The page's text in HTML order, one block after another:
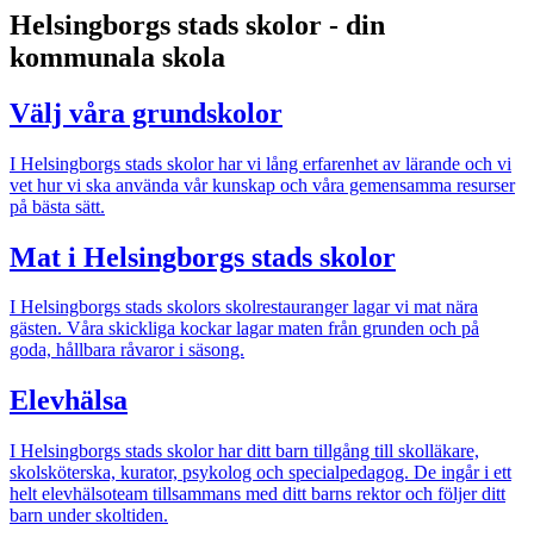
Helsingborgs stads skolor - din
kommunala skola
Välj våra grundskolor
I Helsingborgs stads skolor har vi lång erfarenhet av lärande och vi
vet hur vi ska använda vår kunskap och våra gemensamma resurser
på bästa sätt.
Mat i Helsingborgs stads skolor
I Helsingborgs stads skolors skolrestauranger lagar vi mat nära
gästen. Våra skickliga kockar lagar maten från grunden och på
goda, hållbara råvaror i säsong.
Elevhälsa
I Helsingborgs stads skolor har ditt barn tillgång till skolläkare,
skolsköterska, kurator, psykolog och specialpedagog. De ingår i ett
helt elevhälsoteam tillsammans med ditt barns rektor och följer ditt
barn under skoltiden.